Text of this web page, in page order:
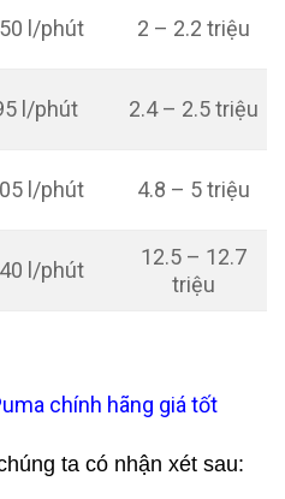
l/phút 2 – 2.2 triệu
l/phút 2.4 – 2.5 triệu
l/phút 4.8 – 5 triệu
l/phút
12.5 – 12.7
triệu
chính hãng giá tốt
ta có nhận xét sau: